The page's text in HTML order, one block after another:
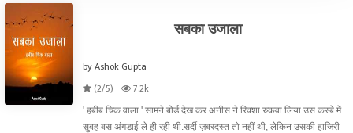
सबका उजाला
by Ashok Gupta
(2/5)
7.2k
' हबीब चिक वाला ' सामने बोर्ड देख कर अनीस ने रिक्शा रुकवा लिया.उस कस्बे में
सुबह बस अंगडाई ले ही रही थी.सर्दी ज़बरदस्त तो नहीं थी, लेकिन उसकी हाजिरी